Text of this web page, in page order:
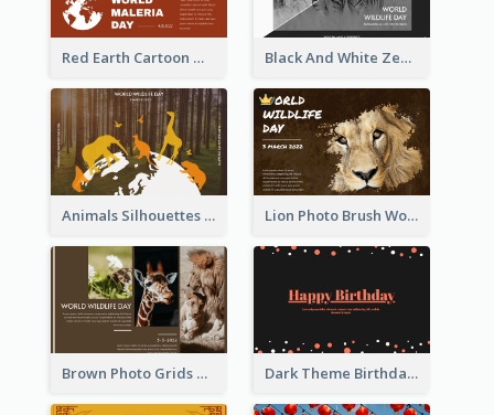
Red Earth Cartoon World Malaria Day Greeting Card Black And White Zebra World Wildlife Day Greeting Card
Animals Silhouettes World Wildlife Day Greeting Card Lion Photo Brush World Wildlife Day Greeting Card
Brown Photo Grids World Wildlife Day Greeting Card Dark Theme Birthday Greeting Card